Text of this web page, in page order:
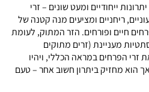
ייחודיים ומעט שונים – זרי
ריחניים ומציעים מנה קטנה של
חיים ופורחים. הזר המתוק, לעומת
מעניינת (זרים מתוקים
זרי הפרחים במראה הכללי, ויהיו
הוא מחזיק ביתרון חשוב אחר – טעם